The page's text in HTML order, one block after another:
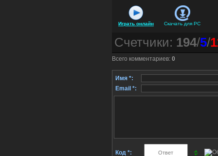
Играть онлайн Скачать для PC
Счетчики: 194/5/
Всего комментариев: 0
Имя *:
Email *:
Код *: